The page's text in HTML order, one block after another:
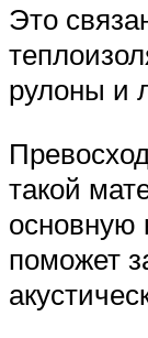
Это
рулоны и
такой
основную
поможет